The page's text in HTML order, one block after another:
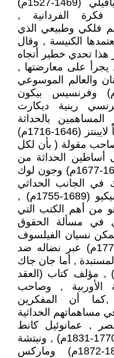
الأصلاح الديني , ونيكولاي ميكيافيلي (1469-1527م)
الفردانية ,
1543م) كعالم فلكي وطبيعي الذي
الكنيسة , وقال
تحدي خطير أتجاه
يجرأ على معارضتها ,
والعالم الموسوعي
دافنشي (1452-1519م) وفرنسيس بيكون
الفرنسي رينية ديكارت
المساهمين بالحداثة
الفلسفية , ومن رواد الحداثة أيضاً لايبنتز (1646-1716م)
صاحب مقولة ( بأن لكل
الحداثة من
أمثال باروخ سبينوزا الهولندي (1632-1677م) وجون لوك
1704م) , وهناك في الجانب الحداثي
القانوني المفكر الفرنسي مونتسيكيو (1689-1755م) ,
من أهم الكتب التي
في مسألة الحقوق
نسيان الفيلسوف
الساخر فرانسوا فولتير (1694-1778م) عبر نضاله ضد
, أما جان جاك
السويسري (1712-1778م) , مؤلف كتاب (العقد
الأوربية , وصاحب
,كما أن المفكرين
مساهماتهم الحداثية
, عمانوئيل كانط
(1724-1804م) وفردريك هيجل (1770-1831م) , ونيتشة
(1844-1900م) وفيورباخ (1804-1872م) وماركس